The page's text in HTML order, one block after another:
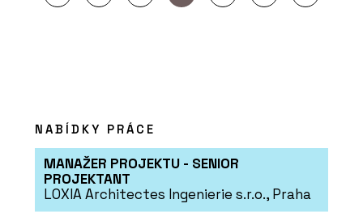
NABÍDKY PRÁCE
MANAŽER PROJEKTU - SENIOR
PROJEKTANT
LOXIA Architectes Ingenierie s.r.o., Praha